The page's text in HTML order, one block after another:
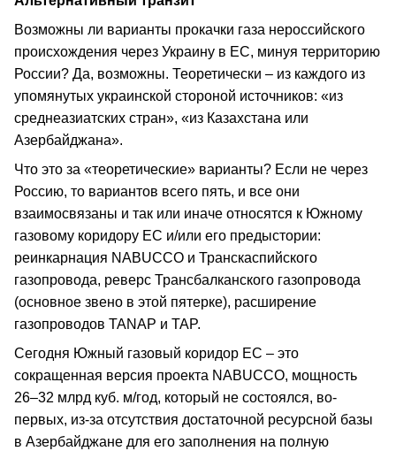
Возможны ли варианты прокачки газа нероссийского
происхождения через Украину в ЕС, минуя территорию
России? Да, возможны. Теоретически – из каждого из
упомянутых украинской стороной источников: «из
среднеазиатских стран», «из Казахстана или
Азербайджана».
Что это за «теоретические» варианты? Если не через
Россию, то вариантов всего пять, и все они
взаимосвязаны и так или иначе относятся к Южному
газовому коридору ЕС и/или его предыстории:
реинкарнация NABUCCO и Транскаспийского
газопровода, реверс Трансбалканского газопровода
(основное звено в этой пятерке), расширение
газопроводов TANAP и TAP.
Сегодня Южный газовый коридор ЕС – это
сокращенная версия проекта NABUCCO, мощность
26–32 млрд куб. м/год, который не состоялся, во-
первых, из-за отсутствия достаточной ресурсной базы
в Азербайджане для его заполнения на полную